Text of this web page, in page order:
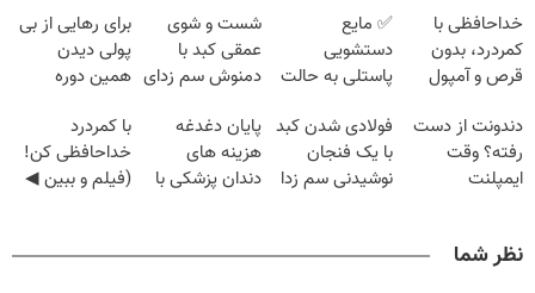
خداحافظی با
کمردرد، بدون
قرص و آمپول
✅ مایع
دستشویی
پاستلی به حالت
شست و شوی
عمقی کبد با
دمنوش سم زدای
برای رهایی از بی
پولی دیدن
همین دوره
(شمارتو وارد کن)
دندونت از دست
رفته؟ وقت
ایمپلنت
فولادی شدن کبد
با یک فنجان
نوشیدنی سم زدا
پایان دغدغه
هزینه های
دندان پزشکی با
با کمردرد
خداحافظی کن!
(فیلم و ببین ◀
نظر شما